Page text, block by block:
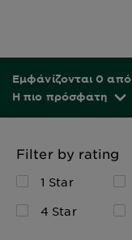
Εμφάνίζονται 0
Η πιο πρόσφατη
Filter by rating
1 Star
4 Star